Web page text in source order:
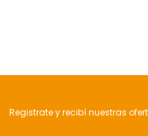
Registrate y recibí nuestras